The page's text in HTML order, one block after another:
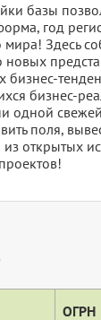
базы
год
Здесь
бизнес-
бизнес-
одной
поля,
открытых
ОГРН